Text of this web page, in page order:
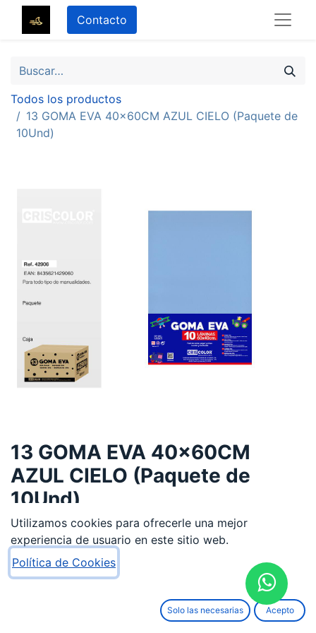
Contacto
Todos los productos
13 GOMA EVA 40x60CM AZUL CIELO (Paquete de
10Und)
13 GOMA EVA 40x60CM
AZUL CIELO (Paquete de
10Und)
3,99€
AÑADIR AL CARRITO
Utilizamos cookies para ofrecerle una mejor
experiencia de usuario en este sitio web.
Política de Cookies
Solo las necesarias Acepto